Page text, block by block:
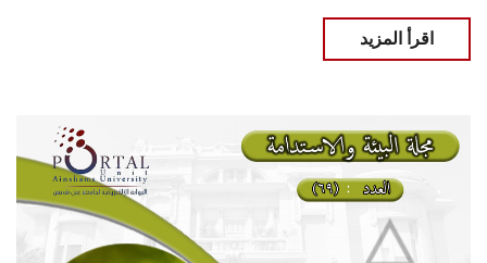
اقرأ المزيد